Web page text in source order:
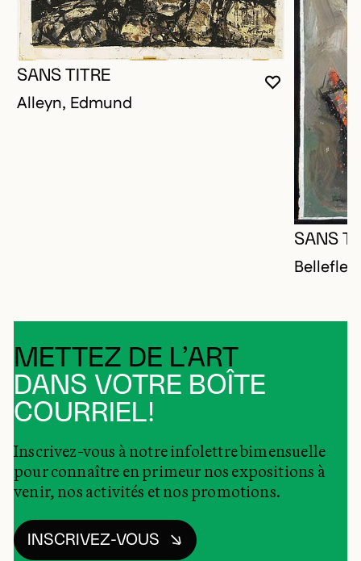
VOUS
FERMER
OUVRIR LA
SANS TITRE
Alleyn, Edmund
SANS
METTEZ DE L’ART
DANS VOTRE BOÎTE
COURRIEL!
Inscrivez-vous à notre infolettre bimensuelle
pour connaître en primeur nos expositions à
venir, nos activités et nos promotions.
INSCRIVEZ-VOUS